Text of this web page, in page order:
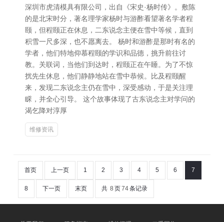
深圳市虎清模具有限公司，出自《宋史·杨时传》。敷陈
的是北宋时分，著名理学家杨时与游酢看望著名学者程
颐，但程颐正在休息，二东说念主便在雪中等候，直到
积雪一尺多深，也不愿离去。 杨时和游酢是那时有名的
学者，他们特地仰慕程颐的学识和品德，挑升前往讨
教。关联词，当他们到达时，程颐正在午睡。为了不惊
扰先生休息，他们静静地站在雪中恭候。比及程颐醒
来，发现二东说念主仍在雪中，深受感动，于是关注理
睬，并全心引导。 这个故事体现了古东说念主对学问的
渴乞降对淳厚
维修资讯
首页 上一页 1 2 3 4 5 6 7
8 下一页 末页 共 8 页74条记录